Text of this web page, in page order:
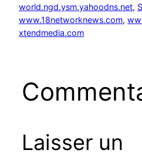
world.ngd.ysm.yahoodns.net,
www.18networknews.com,
xtendmedia.com
Laisser un